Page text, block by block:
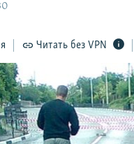
Читать без VPN